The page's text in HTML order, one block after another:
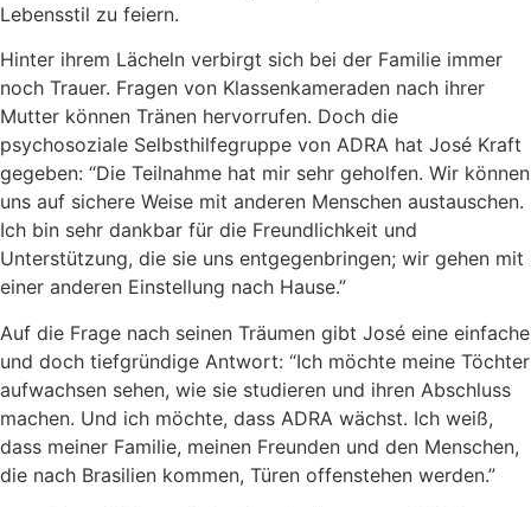
Lebensstil zu feiern.
Hinter ihrem Lächeln verbirgt sich bei der Familie immer
noch Trauer. Fragen von Klassenkameraden nach ihrer
Mutter können Tränen hervorrufen. Doch die
psychosoziale Selbsthilfegruppe von ADRA hat José Kraft
gegeben: “Die Teilnahme hat mir sehr geholfen. Wir können
uns auf sichere Weise mit anderen Menschen austauschen.
Ich bin sehr dankbar für die Freundlichkeit und
Unterstützung, die sie uns entgegenbringen; wir gehen mit
einer anderen Einstellung nach Hause.”
Auf die Frage nach seinen Träumen gibt José eine einfache
und doch tiefgründige Antwort: “Ich möchte meine Töchter
aufwachsen sehen, wie sie studieren und ihren Abschluss
machen. Und ich möchte, dass ADRA wächst. Ich weiß,
dass meiner Familie, meinen Freunden und den Menschen,
die nach Brasilien kommen, Türen offenstehen werden.”